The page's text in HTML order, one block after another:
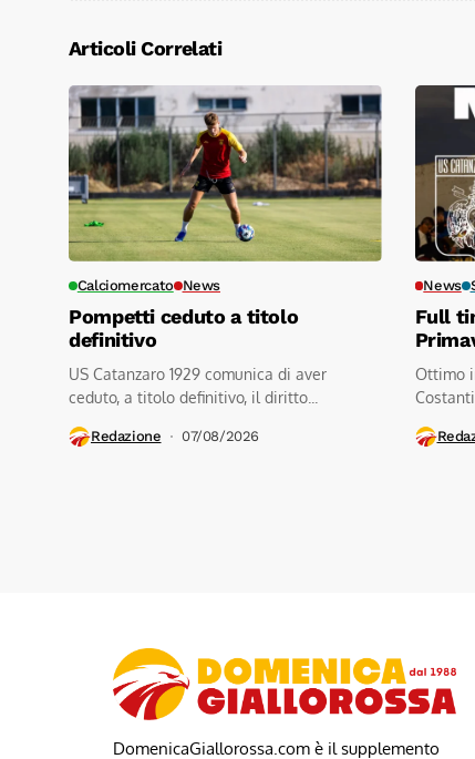
Articoli Correlati
Calciomercato News
Pompetti ceduto a titolo
definitivo
US Catanzaro 1929 comunica di aver
ceduto, a titolo definitivo, il diritto...
Redazione 07/08/2026
News
Full
Ottimo
DomenicaGiallorossa.com è il supplemento